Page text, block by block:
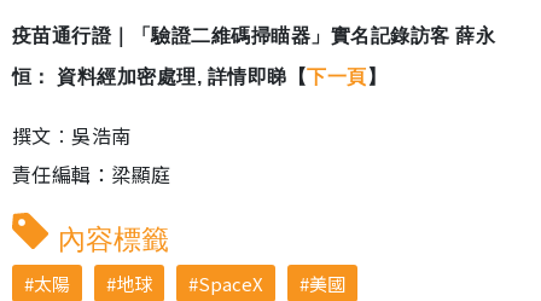
疫苗通行證｜「驗證二維碼掃瞄器」實名記錄訪客 薛永
恒： 資料經加密處理, 詳情即睇【下一頁 】
撰文︰吳浩南
責任編輯：梁顯庭
內容標籤
太陽 地球 SpaceX 美國